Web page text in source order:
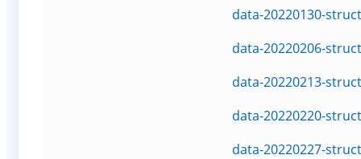
data-20220130-
data-20220206-
data-20220213-
data-20220220-
data-20220227-